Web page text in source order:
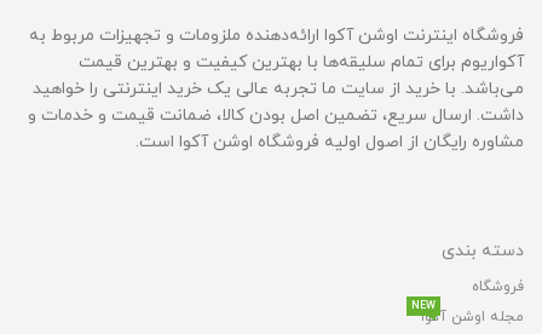
فروشگاه اینترنت اوشن آکوا ارائه‌دهنده ملزومات و تجهیزات مربوط به
آکواریوم برای تمام سلیقه‌ها با بهترین کیفیت و بهترین قیمت‌
می‌باشد. با خرید از سایت ما تجربه عالی یک خرید اینترنتی را خواهید
داشت. ارسال سریع، تضمین اصل بودن کالا، ضمانت قیمت و خدمات و
مشاوره رایگان از اصول اولیه فروشگاه اوشن آکوا است.
دسته بندی
فروشگاه
مجله اوشن آکوا
NEW